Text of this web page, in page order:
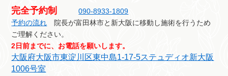
完全予約制
090-8933-1809
予約の流れ 院長が富田林市と新大阪に移動し施術を行うため
ご理解ください。
2日前までに、お電話を願いします。
大阪府大阪市東淀川区東中島1-17-5ステュディオ新大阪
1006号室